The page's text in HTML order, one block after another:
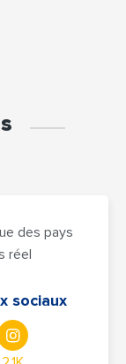
des pays
réel
sociaux